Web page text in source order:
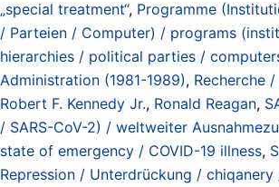
„special treatment“, Programme
/ Parteien / Computer) / programs
hierarchies / political parties /
Administration (1981-1989), Recherche
Robert F. Kennedy Jr., Ronald Reagan,
/ SARS-CoV-2) / weltweiter
state of emergency / COVID-19 illness,
Repression / Unterdrückung /